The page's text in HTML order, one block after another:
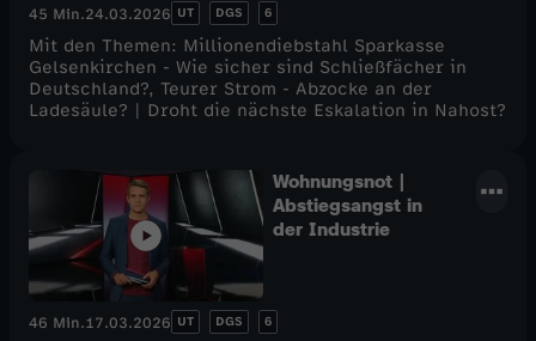
45 Min.24.03.2026 UT DGS 6
Mit den Themen: Millionendiebstahl Sparkasse
Gelsenkirchen - Wie sicher sind Schließfächer in
Deutschland?, Teurer Strom - Abzocke an der
Ladesäule? | Droht die nächste Eskalation in Nahost?
Wohnungsnot |
Abstiegsangst in
der Industrie
46 Min.17.03.2026 UT DGS 6